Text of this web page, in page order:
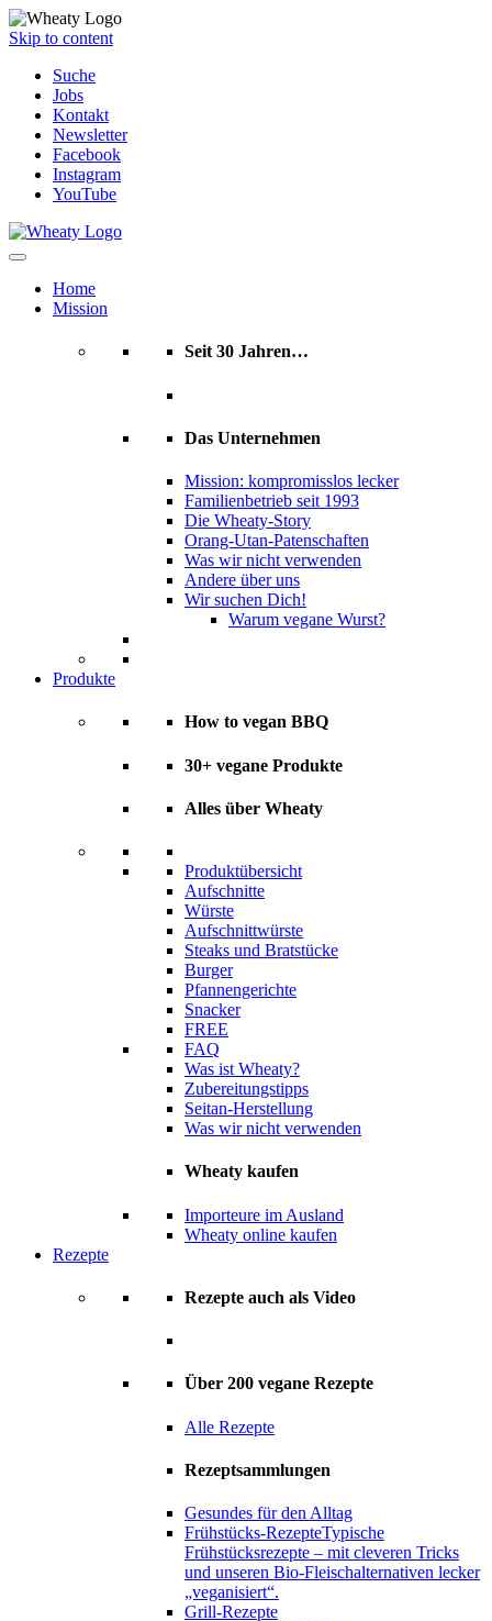
Skip to content
Suche
Jobs
Kontakt
Newsletter
Facebook
Instagram
YouTube
Home
Mission
Seit 30 Jahren…
Das Unternehmen
Mission: kompromisslos lecker
Familienbetrieb seit 1993
Die Wheaty-Story
Orang-Utan-Patenschaften
Was wir nicht verwenden
Andere über uns
Wir suchen Dich!
Warum vegane Wurst?
Produkte
How to vegan BBQ
30+ vegane Produkte
Alles über Wheaty
Produktübersicht
Aufschnitte
Würste
Aufschnittwürste
Steaks und Bratstücke
Burger
Pfannengerichte
Snacker
FREE
FAQ
Was ist Wheaty?
Zubereitungstipps
Seitan-Herstellung
Was wir nicht verwenden
Wheaty kaufen
Importeure im Ausland
Wheaty online kaufen
Rezepte
Rezepte auch als Video
Über 200 vegane Rezepte
Alle Rezepte
Rezeptsammlungen
Gesundes für den Alltag
Frühstücks-RezepteTypische
Frühstücksrezepte – mit cleveren Tricks
und unseren Bio-Fleischalternativen lecker
„veganisiert“.
Grill-Rezepte